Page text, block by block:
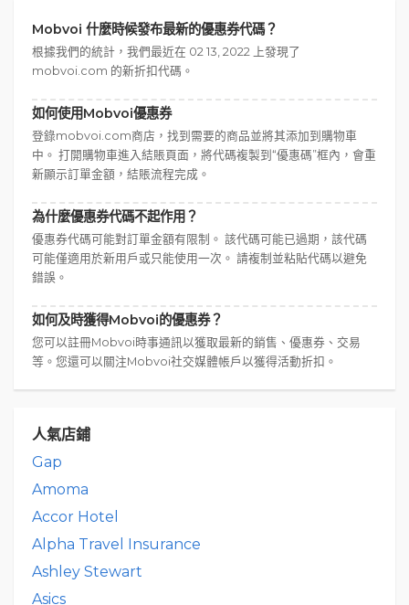
Mobvoi 什麼時候發布最新的優惠券代碼？
根據我們的統計，我們最近在 02 13, 2022 上發現了
mobvoi.com 的新折扣代碼。
如何使用Mobvoi優惠券
登錄mobvoi.com商店，找到需要的商品並將其添加到購物車
中。 打開購物車進入結賬頁面，將代碼複製到“優惠碼”框內，會重
新顯示訂單金額，結賬流程完成。
為什麼優惠券代碼不起作用？
優惠券代碼可能對訂單金額有限制。 該代碼可能已過期，該代碼
可能僅適用於新用戶或只能使用一次。 請複制並粘貼代碼以避免
錯誤。
如何及時獲得Mobvoi的優惠券？
您可以註冊Mobvoi時事通訊以獲取最新的銷售、優惠券、交易
等。您還可以關注Mobvoi社交媒體帳戶以獲得活動折扣。
人氣店鋪
Gap
Amoma
Accor Hotel
Alpha Travel Insurance
Ashley Stewart
Asics